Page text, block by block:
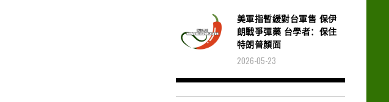
美軍指暫緩對台軍售 保伊
朗戰爭彈藥 台學者：保住
特朗普顏面
2026-05-23